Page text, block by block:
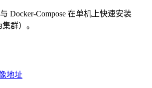
Docker-Compose 在单机上快速安装
群）。
地址